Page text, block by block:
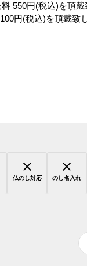
料 550円(税込)を頂戴
円(税込)を頂戴致
仏のし対応 のし名入れ